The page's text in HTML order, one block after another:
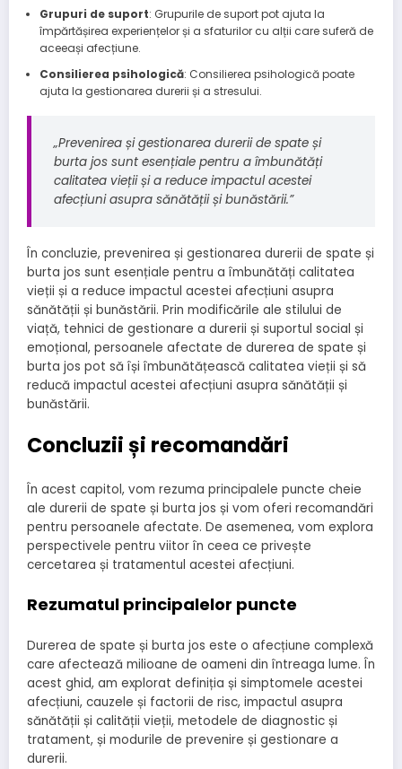
Grupuri de suport: Grupurile de suport pot ajuta la
împărtășirea experiențelor și a sfaturilor cu alții care suferă de
aceeași afecțiune.
Consilierea psihologică: Consilierea psihologică poate
ajuta la gestionarea durerii și a stresului.
„Prevenirea și gestionarea durerii de spate și
burta jos sunt esențiale pentru a îmbunătăți
calitatea vieții și a reduce impactul acestei
afecțiuni asupra sănătății și bunăstării.”
În concluzie, prevenirea și gestionarea durerii de spate și
burta jos sunt esențiale pentru a îmbunătăți calitatea
vieții și a reduce impactul acestei afecțiuni asupra
sănătății și bunăstării. Prin modificările ale stilului de
viață, tehnici de gestionare a durerii și suportul social și
emoțional, persoanele afectate de durerea de spate și
burta jos pot să își îmbunătățească calitatea vieții și să
reducă impactul acestei afecțiuni asupra sănătății și
bunăstării.
Concluzii și recomandări
În acest capitol, vom rezuma principalele puncte cheie
ale durerii de spate și burta jos și vom oferi recomandări
pentru persoanele afectate. De asemenea, vom explora
perspectivele pentru viitor în ceea ce privește
cercetarea și tratamentul acestei afecțiuni.
Rezumatul principalelor puncte
Durerea de spate și burta jos este o afecțiune complexă
care afectează milioane de oameni din întreaga lume. În
acest ghid, am explorat definiția și simptomele acestei
afecțiuni, cauzele și factorii de risc, impactul asupra
sănătății și calității vieții, metodele de diagnostic și
tratament, și modurile de prevenire și gestionare a
durerii.